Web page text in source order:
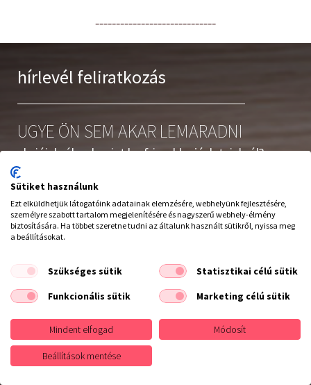
-----------------------------
hírlevél feliratkozás
UGYE ÖN SEM AKAR LEMARADNI
akcióinkról, valamint legfrissebb ajánlatainkról?
Iratkozzon fel hírlevelünkre
Elolvastam és elfogadom azadatvédelmi szabályzatot
Leiratkozás a hírlevélről
Elállás a szerződéstől
Feliratkozás
Sütiket használunk
Ezt elküldhetjük látogatóink adatainak elemzésére, webhelyünk fejlesztésére,
személyre szabott tartalom megjelenítésére és nagyszerű webhely-élmény
biztosítására. Ha többet szeretne tudni az általunk használt sütikről, nyissa meg
a beállításokat.
Szükséges sütik
Statisztikai célú sütik
Funkcionális sütik
Marketing célú sütik
Mindent elfogad Módosít
Beállítások mentése